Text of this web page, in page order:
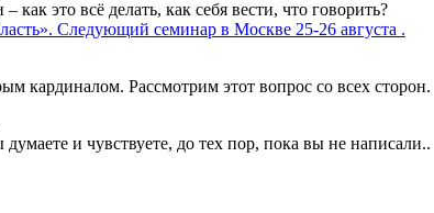
как это всё делать, как себя вести, что говорить?
Следующий семинар в Москве 25-26 августа .
кардиналом. Рассмотрим этот вопрос со всех сторон.
и чувствуете, до тех пор, пока вы не написали..